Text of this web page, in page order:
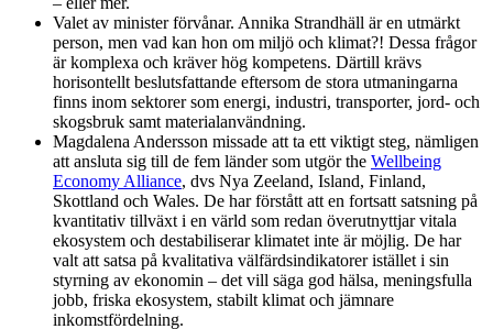
Valet av minister förvånar. Annika Strandhäll är en utmärkt
person, men vad kan hon om miljö och klimat?! Dessa frågor
är komplexa och kräver hög kompetens. Därtill krävs
horisontellt beslutsfattande eftersom de stora utmaningarna
finns inom sektorer som energi, industri, transporter, jord- och
skogsbruk samt materialanvändning.
Magdalena Andersson missade att ta ett viktigt steg, nämligen
att ansluta sig till de fem länder som utgör the Wellbeing
Economy Alliance, dvs Nya Zeeland, Island, Finland,
Skottland och Wales. De har förstått att en fortsatt satsning på
kvantitativ tillväxt i en värld som redan överutnyttjar vitala
ekosystem och destabiliserar klimatet inte är möjlig. De har
valt att satsa på kvalitativa välfärdsindikatorer istället i sin
styrning av ekonomin – det vill säga god hälsa, meningsfulla
jobb, friska ekosystem, stabilt klimat och jämnare
inkomstfördelning.